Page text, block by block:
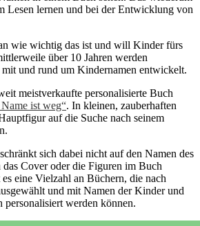
Lesen lernen und bei der Entwicklung von
wie wichtig das ist und will Kinder fürs
über 10 Jahren werden
mit und rund um Kindernamen entwickelt.
meistverkaufte personalisierte Buch
ist weg“. In kleinen, zauberhaften
auf die Suche nach seinem
sich dabei nicht auf den Namen des
Cover oder die Figuren im Buch
eine Vielzahl an Büchern, die nach
und mit Namen der Kinder und
werden können.